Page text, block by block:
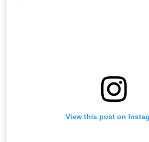
View this post on